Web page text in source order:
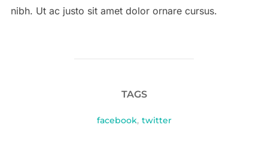
nibh. Ut ac justo sit amet dolor ornare cursus.
TAGS
facebook, twitter